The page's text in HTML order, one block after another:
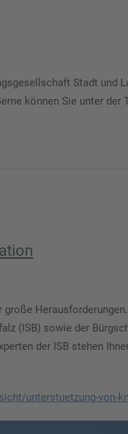
Stadt und
können Sie unter der
(ISB) sowie der
der ISB stehen
unterstuetzung-von-